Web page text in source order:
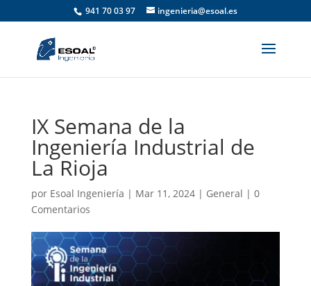
941 70 03 97 ingenieria@esoal.es
IX Semana de la
Ingeniería Industrial de
La Rioja
por Esoal Ingeniería | Mar 11, 2024| General | 0
Comentarios